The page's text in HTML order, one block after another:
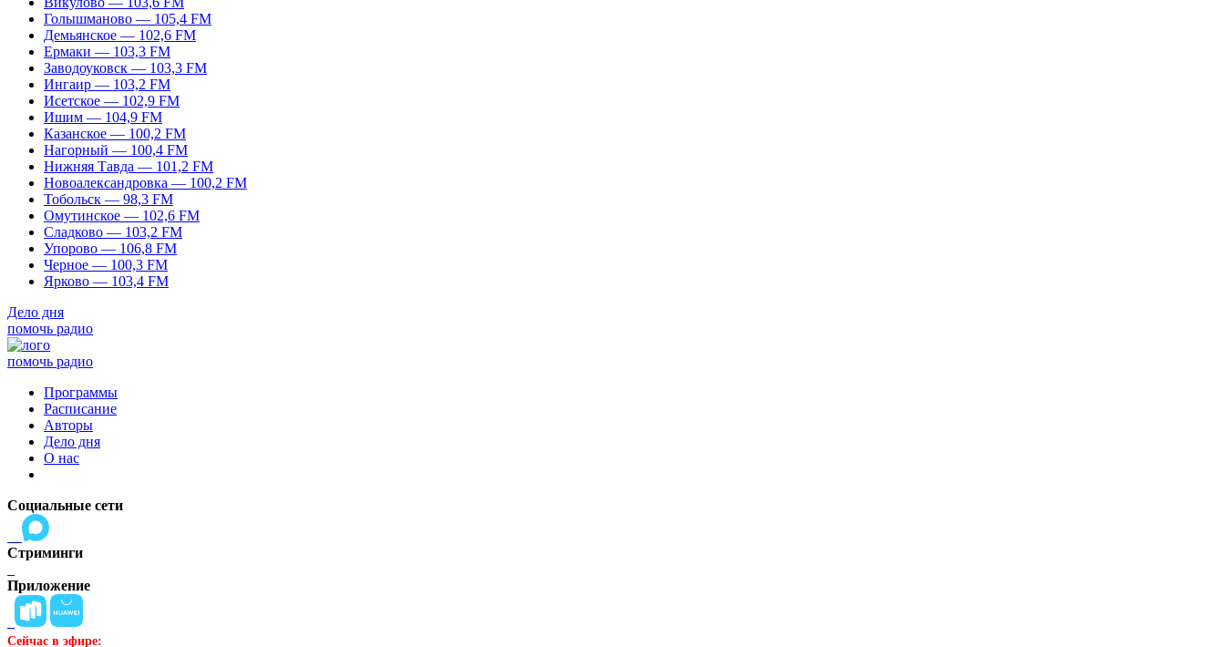
Голышманово — 105,4 FM
Демьянское — 102,6 FM
Ермаки — 103,3 FM
Заводоуковск — 103,3 FM
Ингаир — 103,2 FM
Исетское — 102,9 FM
Ишим — 104,9 FM
Казанское — 100,2 FM
Нагорный — 100,4 FM
Нижняя Тавда — 101,2 FM
Новоалександровка — 100,2 FM
Тобольск — 98,3 FM
Омутинское — 102,6 FM
Сладково — 103,2 FM
Упорово — 106,8 FM
Черное — 100,3 FM
Ярково — 103,4 FM
Дело дня
помочь радио
помочь радио
Программы
Расписание
Авторы
Дело дня
О нас
Социальные сети
Стриминги
Приложение
Сейчас в эфире: